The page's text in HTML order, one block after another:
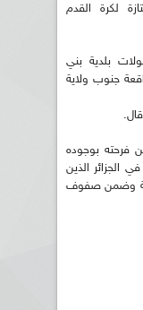
لكرة القدم
بلدية بني
جنوب ولاية
فرحته بوجوده
الجزائر الذين
وضمن صفوف